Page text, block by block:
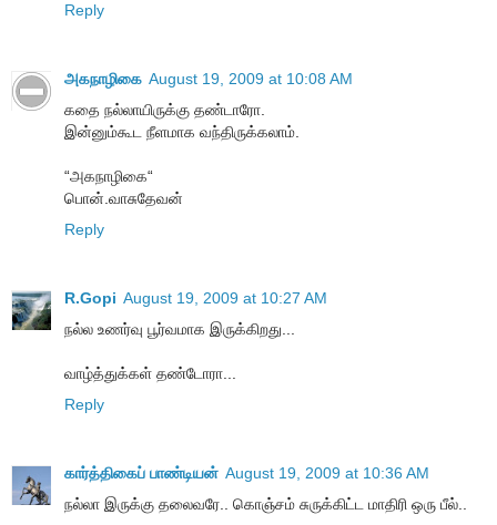
Reply
அகநாழிகை August 19, 2009 at 10:08 AM
கதை நல்லாயிருக்கு தண்டாரோ.
இன்னும்கூட நீளமாக வந்திருக்கலாம்.
“அகநாழிகை“
பொன்.வாசுதேவன்
Reply
R.Gopi August 19, 2009 at 10:27 AM
நல்ல உணர்வு பூர்வமாக இருக்கிறது...
வாழ்த்துக்கள் தண்டோரா...
Reply
கார்த்திகைப் பாண்டியன் August 19, 2009 at 10:36 AM
நல்லா இருக்கு தலைவரே.. கொஞ்சம் சுருக்கிட்ட மாதிரி ஒரு பீல்..